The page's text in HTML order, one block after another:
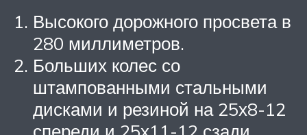
Высокого дорожного просвета в
280 миллиметров.
Больших колес со
штампованными стальными
дисками и резиной на 25х8-12